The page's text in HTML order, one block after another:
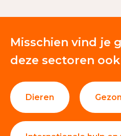
Misschien vind je
deze sectoren
Dieren